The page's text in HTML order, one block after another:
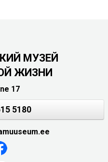
МУЗЕЙ
ЖИЗНИ
17
5180